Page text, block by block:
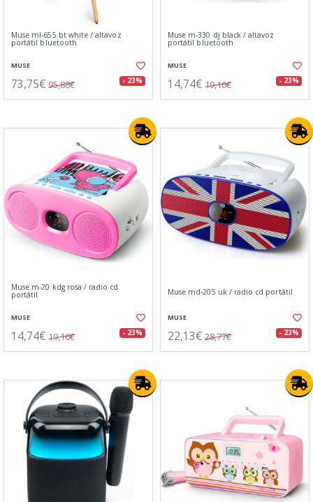
Muse ml-655 bt white / altavoz
portátil bluetooth
MUSE
73,75€ 95,88€ - 23%
Muse m-330 dj black / altavoz
portátil bluetooth
MUSE
14,74€ 19,16€ - 23%
Muse m-20 kdg rosa / radio cd
portátil
MUSE
14,74€ 19,16€ - 23%
Muse md-205 uk / radio cd portátil
MUSE
22,13€ 28,77€ - 23%